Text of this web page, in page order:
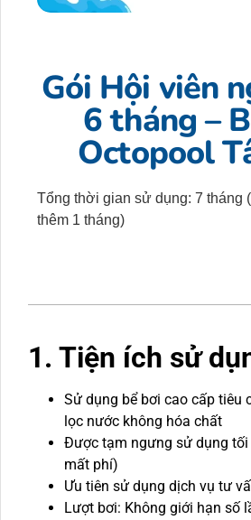
Gói Hội viên
6 tháng –
Octopool
Tổng thời gian sử dụng: 7 tháng
thêm 1 tháng)
1. Tiện ích sử
Sử dụng bể bơi cao cấp tiêu
lọc nước không hóa chất
Được tạm ngưng sử dụng
mất phí)
Ưu tiên sử dụng dịch vụ tư
Lượt bơi: Không giới hạn số